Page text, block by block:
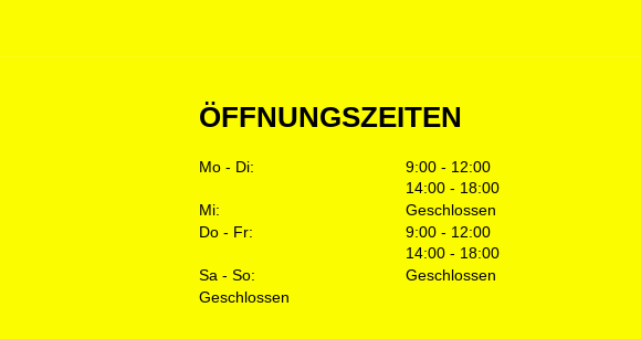
ÖFFNUNGSZEITEN
Mo - Di:
9:00 - 12:00
14:00 - 18:00
Mi:
Geschlossen
Do - Fr:
9:00 - 12:00
14:00 - 18:00
Sa - So:
Geschlossen
Geschlossen